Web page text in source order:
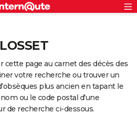
page au carnet des décès des
votre recherche ou trouver un
plus ancien en tapant le
ou le code postal d'une
de recherche ci-dessous.